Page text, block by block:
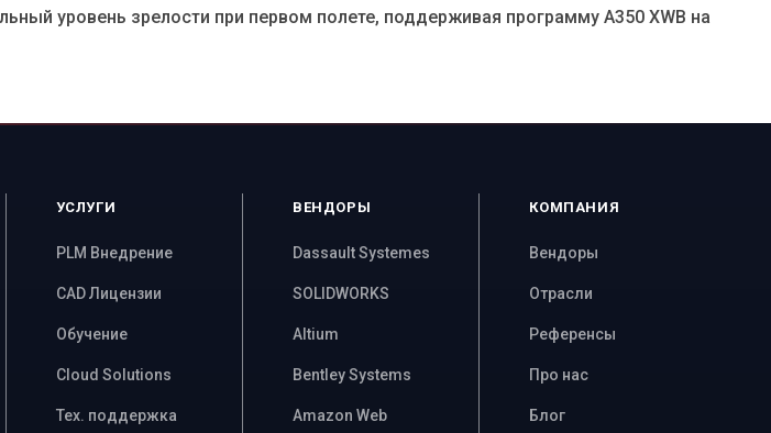
уровень зрелости при первом полете, поддерживая программу A350 XWB на
УСЛУГИ
PLM Внедрение
CAD Лицензии
Обучение
Cloud Solutions
Тех. поддержка
ВЕНДОРЫ
Dassault Systemes
SOLIDWORKS
Altium
Bentley Systems
Amazon Web
КОМПАНИЯ
Вендоры
Отрасли
Референсы
Про нас
Блог